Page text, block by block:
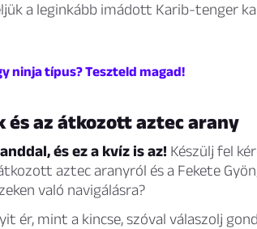
a leginkább imádott Karib-tenger
ninja típus? Teszteld magad!
és az átkozott aztec arany
és ez a kvíz is az! Készülj fel
aztec aranyról és a Fekete
való navigálásra?
ér, mint a kincse, szóval válaszolj